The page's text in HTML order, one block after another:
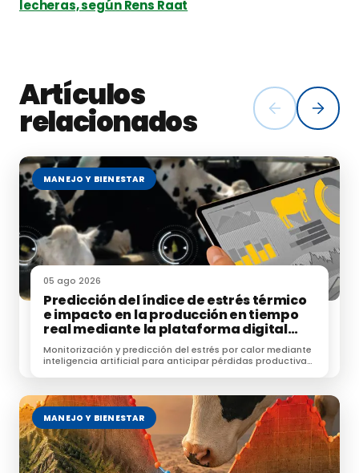
lecheras, según Rens Raat
Artículos
relacionados
MANEJO Y BIENESTAR
05 ago 2026
Predicción del índice de estrés térmico
e impacto en la producción en tiempo
real mediante la plataforma digital
NEIKER-KABE
Monitorización y predicción del estrés por calor mediante
inteligencia artificial para anticipar pérdidas productivas
MANEJO Y BIENESTAR